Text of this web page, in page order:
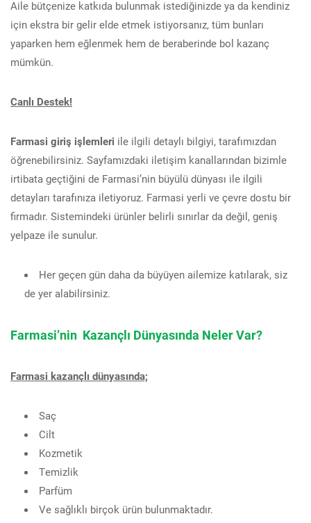
Aile bütçenize katkıda bulunmak istediğinizde ya da kendiniz
için ekstra bir gelir elde etmek istiyorsanız, tüm bunları
yaparken hem eğlenmek hem de beraberinde bol kazanç
mümkün.
Canlı Destek!
Farmasi giriş işlemleri ile ilgili detaylı bilgiyi, tarafımızdan
öğrenebilirsiniz. Sayfamızdaki iletişim kanallarından bizimle
irtibata geçtiğini de Farmasi’nin büyülü dünyası ile ilgili
detayları tarafınıza iletiyoruz. Farmasi yerli ve çevre dostu bir
firmadır. Sistemindeki ürünler belirli sınırlar da değil, geniş
yelpaze ile sunulur.
Her geçen gün daha da büyüyen ailemize katılarak, siz
de yer alabilirsiniz.
Farmasi’nin Kazançlı Dünyasında Neler Var?
Farmasi kazançlı dünyasında;
Saç
Cilt
Kozmetik
Temizlik
Parfüm
Ve sağlıklı birçok ürün bulunmaktadır.